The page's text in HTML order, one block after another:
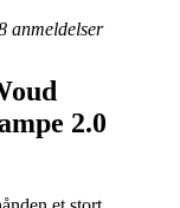
anmeldelser
2.0